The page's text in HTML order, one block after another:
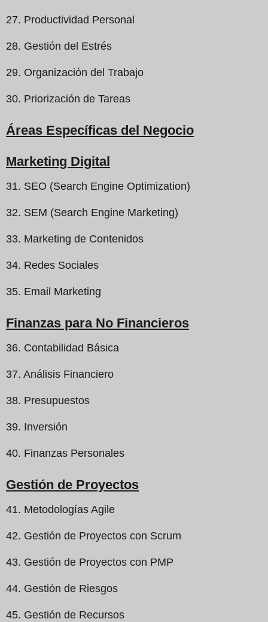
27. Productividad Personal
28. Gestión del Estrés
29. Organización del Trabajo
30. Priorización de Tareas
Áreas Específicas del Negocio
Marketing Digital
31. SEO (Search Engine Optimization)
32. SEM (Search Engine Marketing)
33. Marketing de Contenidos
34. Redes Sociales
35. Email Marketing
Finanzas para No Financieros
36. Contabilidad Básica
37. Análisis Financiero
38. Presupuestos
39. Inversión
40. Finanzas Personales
Gestión de Proyectos
41. Metodologías Agile
42. Gestión de Proyectos con Scrum
43. Gestión de Proyectos con PMP
44. Gestión de Riesgos
45. Gestión de Recursos